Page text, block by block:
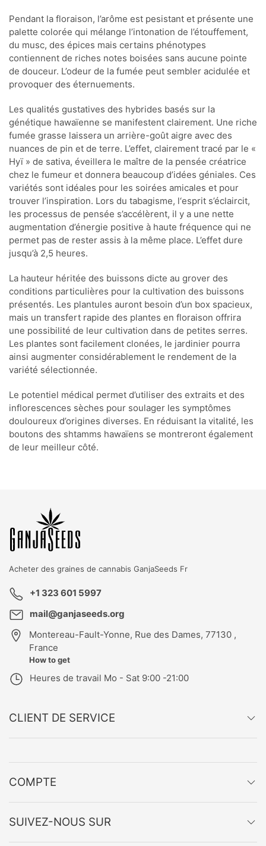
Pendant la floraison, l’arôme est pesistant et présente une
palette colorée qui mélange l’intonation de l’étouffement,
du musc, des épices mais certains phénotypes
contiennent de riches notes boisées sans aucune pointe
de douceur. L’odeur de la fumée peut sembler acidulée et
provoquer des éternuements.
Les qualités gustatives des hybrides basés sur la
génétique hawaïenne se manifestent clairement. Une riche
fumée grasse laissera un arrière-goût aigre avec des
nuances de pin et de terre. L’effet, clairement tracé par le «
Hyï » de sativa, éveillera le maître de la pensée créatrice
chez le fumeur et donnera beaucoup d’idées géniales. Ces
variétés sont idéales pour les soirées amicales et pour
trouver l’inspiration. Lors du tabagisme, l‘esprit s’éclaircit,
les processus de pensée s’accélèrent, il y a une nette
augmentation d’énergie positive à haute fréquence qui ne
permet pas de rester assis à la même place. L’effet dure
jusqu’à 2,5 heures.
La hauteur héritée des buissons dicte au grover des
conditions particulières pour la cultivation des buissons
présentés. Les plantules auront besoin d’un box spacieux,
mais un transfert rapide des plantes en floraison offrira
une possibilité de leur cultivation dans de petites serres.
Les plantes sont facilement clonées, le jardinier pourra
ainsi augmenter considérablement le rendement de la
variété sélectionnée.
Le potentiel médical permet d’utiliser des extraits et des
inflorescences sèches pour soulager les symptômes
douloureux d’origines diverses. En réduisant la vitalité, les
boutons des shtamms hawaïens se montreront également
de leur meilleur côté.
Acheter des graines de cannabis GanjaSeeds Fr
+1 323 601 5997
mail@ganjaseeds.org
Montereau-Fault-Yonne, Rue des Dames, 77130 ,
France
How to get
Heures de travail Mo - Sat 9:00 -21:00
CLIENT DE SERVICE
COMPTE
SUIVEZ-NOUS SUR